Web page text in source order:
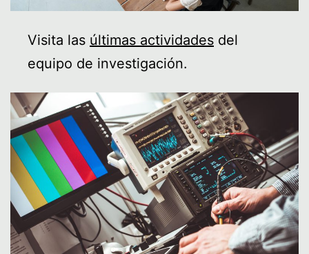
Visita las últimas actividades del
equipo de investigación.